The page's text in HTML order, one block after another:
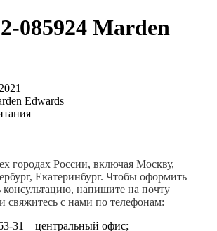
085924 Marden
Edwards
городах России, включая Москву,
Екатеринбург. Чтобы оформить
консультацию, напишите на почту
свяжитесь с нами по телефонам:
31 – центральный офис;